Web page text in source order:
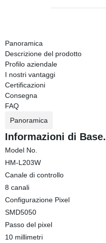
Panoramica
Descrizione del prodotto
Profilo aziendale
I nostri vantaggi
Certificazioni
Consegna
FAQ
Panoramica
Informazioni di Base.
Model No.
HM-L203W
Canale di controllo
8 canali
Configurazione Pixel
SMD5050
Passo del pixel
10 millimetri